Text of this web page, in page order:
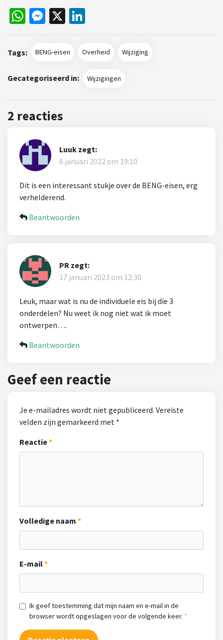
WhatsApp
Messenger
X
Tags: BENG-eisen Overheid Wijziging
Gecategoriseerd in: Wijzigingen
2 reacties
Luuk zegt:
6 januari 2022 om 19:10
Dit is een interessant stukje over de BENG-eisen, erg
verhelderend.
Beantwoorden
PR zegt:
17 januari 2023 om 12:30
Leuk, maar wat is nu de individuele eis bij die 3
onderdelen? Nu weet ik nog niet wat ik moet
ontwerpen….
Beantwoorden
Geef een reactie
Je e-mailadres wordt niet gepubliceerd. Vereiste
velden zijn gemarkeerd met *
Reactie
Volledige naam
E-mail
Ik geef toestemming dat mijn naam en e-mail in de
browser wordt opgeslagen voor de volgende keer.